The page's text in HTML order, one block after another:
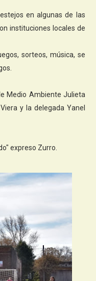
en algunas de las
instituciones locales de
sorteos, música, se
Medio Ambiente Julieta
y la delegada Yanel
expreso Zurro.